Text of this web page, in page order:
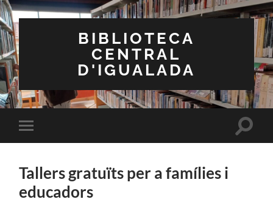
BIBLIOTECA
CENTRAL
D'IGUALADA
Toggle
mobile
Toggle
Tallers gratuïts per a famílies i
educadors